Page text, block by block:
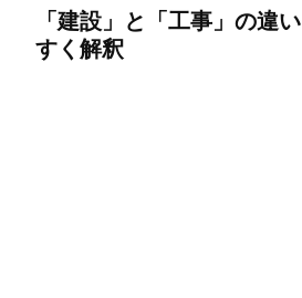
「建設」と「工事」の違
すく解釈